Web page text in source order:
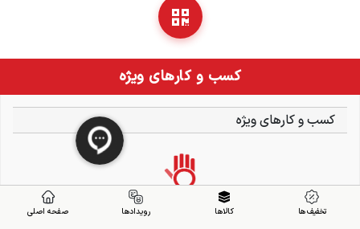
کسب و کارهای ویژه
کسب و کارهای ویژه
تخفیف ها کالاها رویدادها صفحه اصلی